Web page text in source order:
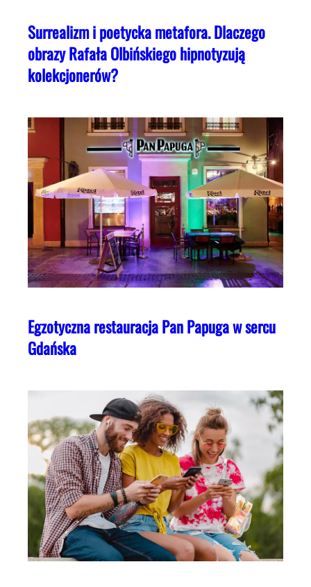
Surrealizm i poetycka metafora. Dlaczego
obrazy Rafała Olbińskiego hipnotyzują
kolekcjonerów?
Egzotyczna restauracja Pan Papuga w sercu
Gdańska